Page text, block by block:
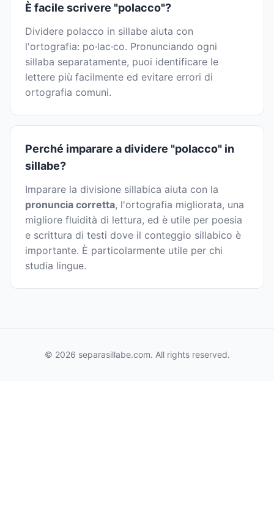
È facile scrivere "polacco"?
Dividere polacco in sillabe aiuta con
l'ortografia: po·lac·co. Pronunciando ogni
sillaba separatamente, puoi identificare le
lettere più facilmente ed evitare errori di
ortografia comuni.
Perché imparare a dividere "polacco" in
sillabe?
Imparare la divisione sillabica aiuta con la
pronuncia corretta, l'ortografia migliorata, una
migliore fluidità di lettura, ed è utile per poesia
e scrittura di testi dove il conteggio sillabico è
importante. È particolarmente utile per chi
studia lingue.
© 2026 separasillabe.com. All rights reserved.